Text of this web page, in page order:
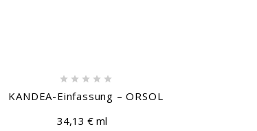
    
KANDEA-Einfassung – ORSOL
34,13 € ml